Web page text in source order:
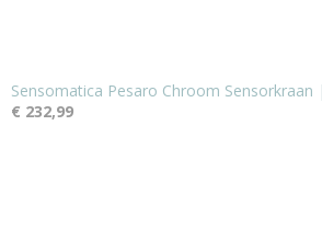
Sensomatica Pesaro Chroom
€ 232,99